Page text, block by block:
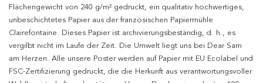
Flächengewicht von 240 g/m² gedruckt, ein qualitativ hochwertiges,
unbeschichtetes Papier aus der französischen Papiermühle
Clairefontaine. Dieses Papier ist archivierungsbeständig, d. h., es
vergilbt nicht im Laufe der Zeit. Die Umwelt liegt uns bei Dear Sam
am Herzen. Alle unsere Poster werden auf Papier mit EU Ecolabel und
FSC-Zertifizierung gedruckt, die die Herkunft aus verantwortungsvoller